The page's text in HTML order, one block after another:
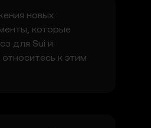
новых
которые
для Sui и
к этим